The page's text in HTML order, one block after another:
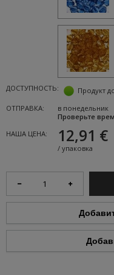
ДОСТУПНОСТЬ: Продукт
ОТПРАВКА:
в понедельник
Проверьте
НАША ЦЕНА:
12,91 €
/ упаковка